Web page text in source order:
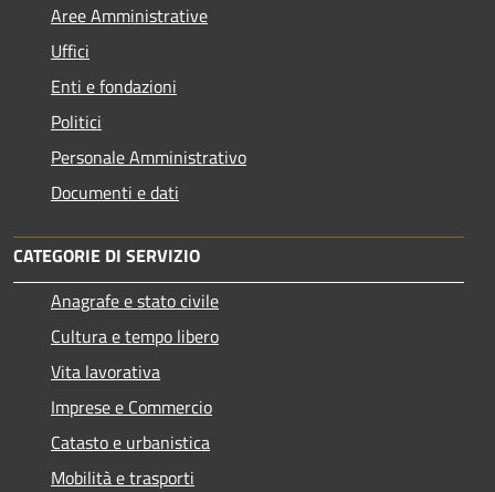
Aree Amministrative
Uffici
Enti e fondazioni
Politici
Personale Amministrativo
Documenti e dati
CATEGORIE DI SERVIZIO
Anagrafe e stato civile
Cultura e tempo libero
Vita lavorativa
Imprese e Commercio
Catasto e urbanistica
Mobilità e trasporti